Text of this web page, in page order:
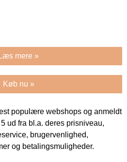
Læs mere »
Køb nu »
populære webshops og anmeldt
ud fra bl.a. deres prisniveau,
brugervenlighed,
og betalingsmuligheder.